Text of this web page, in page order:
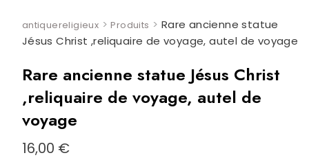
antiquereligieux >Produits > Rare ancienne statue
Jésus Christ ,reliquaire de voyage, autel de voyage
Rare ancienne statue Jésus Christ
,reliquaire de voyage, autel de
voyage
16,00 €